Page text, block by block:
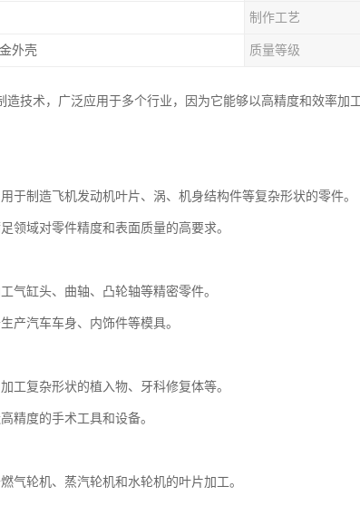
制作工艺
外壳 质量等级
造技术，广泛应用于多个行业，因为它能够以高精度和效率加
制造飞机发动机叶片、涡、机身结构件等复杂形状的零件。
域对零件精度和表面质量的高要求。
缸头、曲轴、凸轮轴等精密零件。
汽车车身、内饰件等模具。
复杂形状的植入物、牙科修复体等。
度的手术工具和设备。
轮机、蒸汽轮机和水轮机的叶片加工。